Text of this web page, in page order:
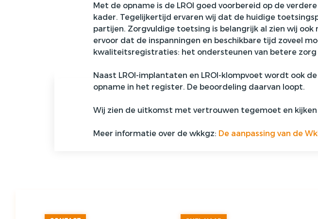
Met de opname is de LROI goed voorbereid op de
kader. Tegelijkertijd ervaren wij dat de huidige
partijen. Zorgvuldige toetsing is belangrijk al zien wij
ervoor dat de inspanningen en beschikbare tijd zoveel
kwaliteitsregistraties: het ondersteunen van betere
Naast LROI-implantaten en LROI-klompvoet wordt ook de
opname in het register. De beoordeling daarvan loopt.
Wij zien de uitkomst met vertrouwen tegemoet en
Meer informatie over dewkkgz: De aanpassing van de